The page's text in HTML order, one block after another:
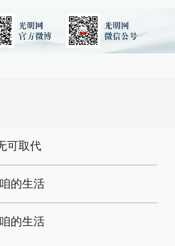
可取代
的生活
的生活